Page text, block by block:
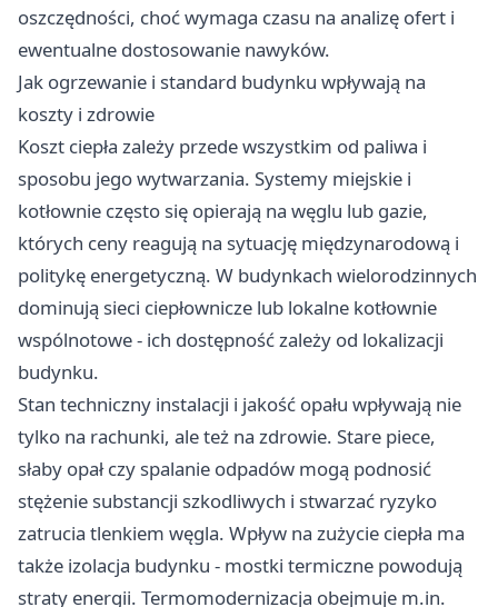
oszczędności, choć wymaga czasu na analizę ofert i
ewentualne dostosowanie nawyków.
Jak ogrzewanie i standard budynku wpływają na
koszty i zdrowie
Koszt ciepła zależy przede wszystkim od paliwa i
sposobu jego wytwarzania. Systemy miejskie i
kotłownie często się opierają na węglu lub gazie,
których ceny reagują na sytuację międzynarodową i
politykę energetyczną. W budynkach wielorodzinnych
dominują sieci ciepłownicze lub lokalne kotłownie
wspólnotowe - ich dostępność zależy od lokalizacji
budynku.
Stan techniczny instalacji i jakość opału wpływają nie
tylko na rachunki, ale też na zdrowie. Stare piece,
słaby opał czy spalanie odpadów mogą podnosić
stężenie substancji szkodliwych i stwarzać ryzyko
zatrucia tlenkiem węgla. Wpływ na zużycie ciepła ma
także izolacja budynku - mostki termiczne powodują
straty energii. Termomodernizacja obejmuje m.in.